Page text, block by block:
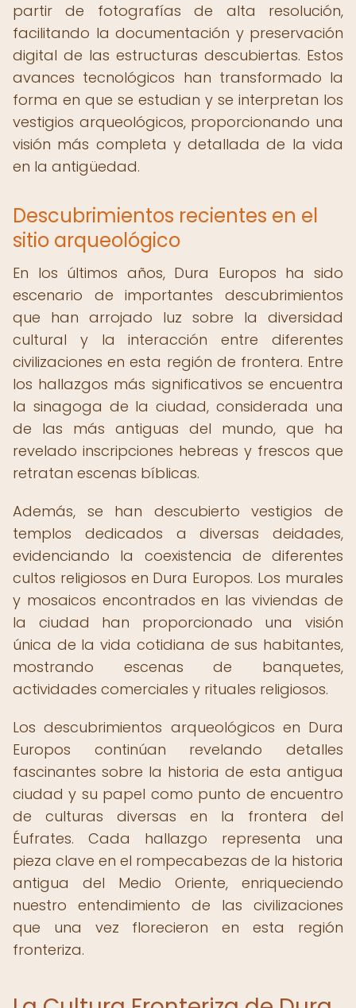
partir de fotografías de alta resolución,
facilitando la documentación y preservación
digital de las estructuras descubiertas. Estos
avances tecnológicos han transformado la
forma en que se estudian y se interpretan los
vestigios arqueológicos, proporcionando una
visión más completa y detallada de la vida
en la antigüedad.
Descubrimientos recientes en el
sitio arqueológico
En los últimos años, Dura Europos ha sido
escenario de importantes descubrimientos
que han arrojado luz sobre la diversidad
cultural y la interacción entre diferentes
civilizaciones en esta región de frontera. Entre
los hallazgos más significativos se encuentra
la sinagoga de la ciudad, considerada una
de las más antiguas del mundo, que ha
revelado inscripciones hebreas y frescos que
retratan escenas bíblicas.
Además, se han descubierto vestigios de
templos dedicados a diversas deidades,
evidenciando la coexistencia de diferentes
cultos religiosos en Dura Europos. Los murales
y mosaicos encontrados en las viviendas de
la ciudad han proporcionado una visión
única de la vida cotidiana de sus habitantes,
mostrando escenas de banquetes,
actividades comerciales y rituales religiosos.
Los descubrimientos arqueológicos en Dura
Europos continúan revelando detalles
fascinantes sobre la historia de esta antigua
ciudad y su papel como punto de encuentro
de culturas diversas en la frontera del
Éufrates. Cada hallazgo representa una
pieza clave en el rompecabezas de la historia
antigua del Medio Oriente, enriqueciendo
nuestro entendimiento de las civilizaciones
que una vez florecieron en esta región
fronteriza.